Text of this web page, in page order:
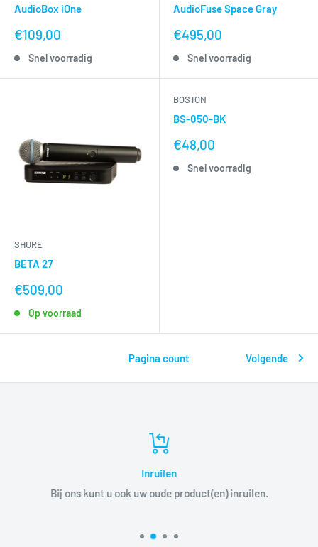
AudioBox iOne
nu
€109,00
Snel voorradig
AudioFuse Space Gray
nu
€495,00
Snel voorradig
SHURE
BETA 27
nu
€509,00
Op voorraad
BOSTON
BS-050-BK
nu
€48,00
Snel voorradig
Pagina count Volgende
Inruilen
Bij ons kunt u ook uw oude product(en) inruilen.